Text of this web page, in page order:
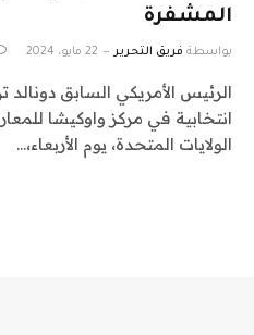
المشفرة
بواسطة فريق التحرير 22 مايو، 2024
الرئيس الأمريكي السابق
انتخابية في مركز واوكيشا
الولايات المتحدة، يوم الأربعاء،…